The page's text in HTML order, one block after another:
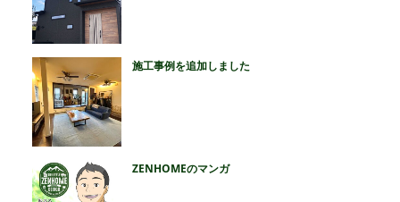
施工事例を追加しました
ZENHOMEのマンガ